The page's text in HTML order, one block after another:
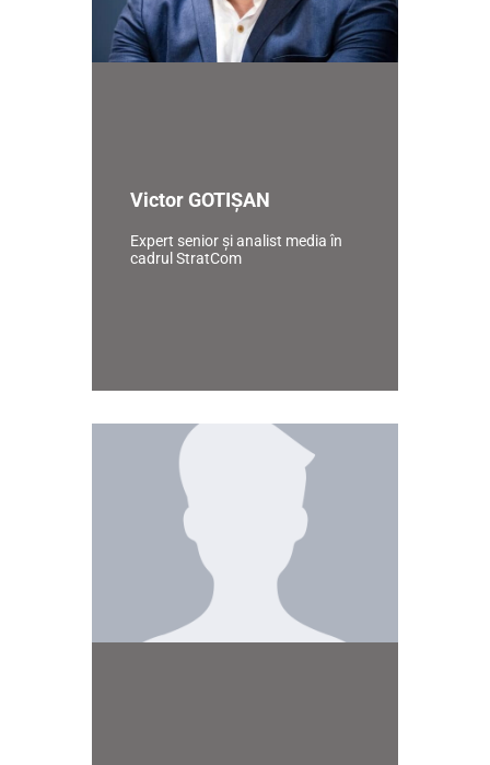
Victor GOTIȘAN
Expert senior și analist media în
cadrul StratCom